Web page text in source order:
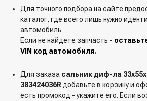
Для точного подбора на сайте
каталог, где всего лишь нужно
автомобиль
Если не найдете запчасть -
VIN код автомобиля.
Для заказа сальник диф-ла
383424036R добавьте в корзину и
есть промокод - укажите его. Если